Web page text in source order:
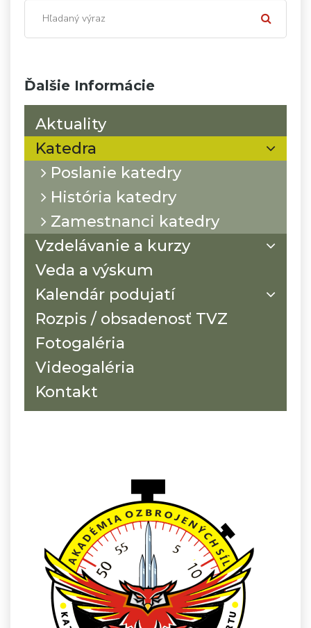
Ďalšie Informácie
Aktuality
Katedra
Poslanie katedry
História katedry
Zamestnanci katedry
Vzdelávanie a kurzy
Veda a výskum
Kalendár podujatí
Rozpis / obsadenosť TVZ
Fotogaléria
Videogaléria
Kontakt